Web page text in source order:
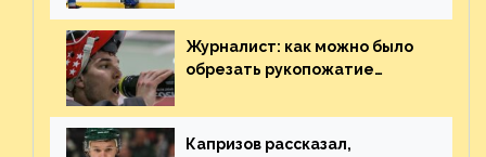
броске бутылкой в Кадри
Журналист: как можно было
обрезать рукопожатие
Плохая работа, ESPN
Капризов рассказал,